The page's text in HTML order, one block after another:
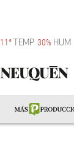
11°TEMP 30% HUM